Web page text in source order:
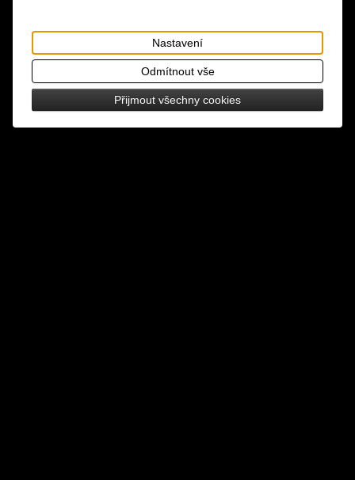
rozměry: výška 3 cm, šířka 3,7 cm
Nastavení
Odmítnout vše
Přijmout všechny cookies